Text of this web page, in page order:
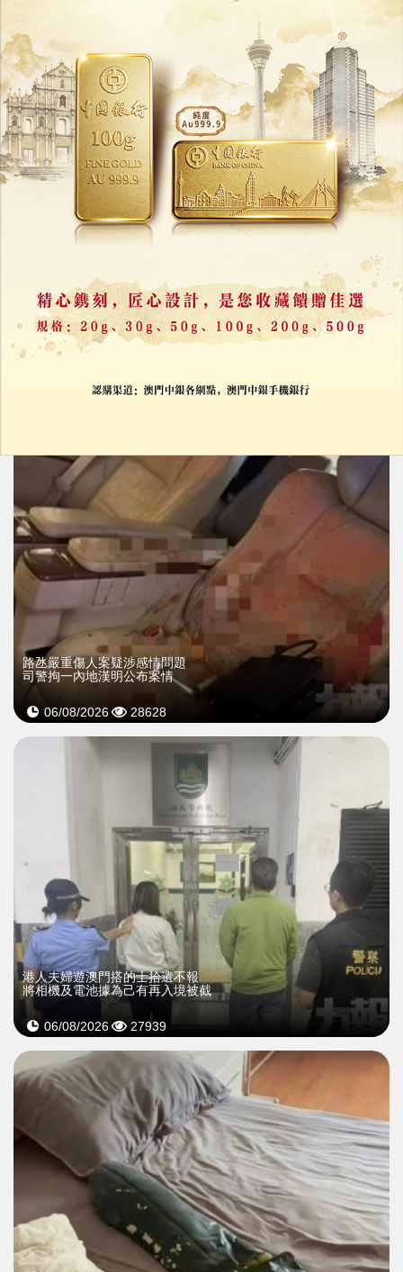
相關新聞
內地創新藥熱帶旺實驗猴
食蟹猴單價逼近20萬元
13/07/2026 19289
推薦新聞
​路氹嚴重傷人案疑涉感情問題
司警拘一內地漢明公布案情
06/08/2026 28628
​港人夫婦遊澳門搭的士拾遺不報
將相機及電池據為己有再入境被截
06/08/2026 27939